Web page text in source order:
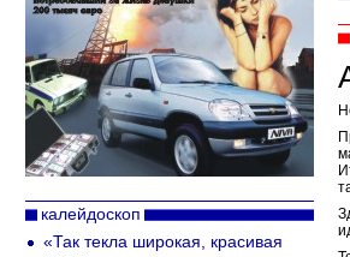
калейдоскоп
«Так текла широкая, красивая